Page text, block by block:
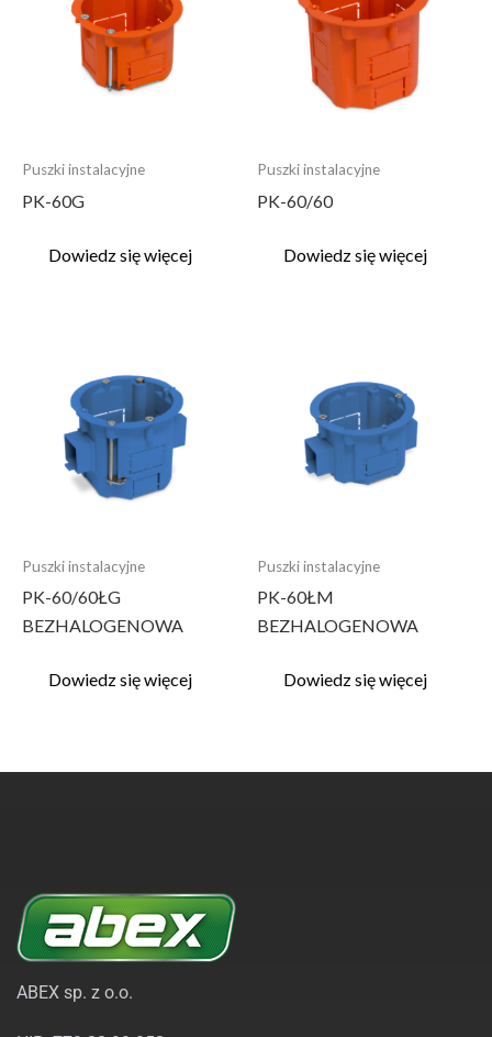
Puszki instalacyjne
PK-60G
Dowiedz się więcej
Puszki instalacyjne
PK-60/60
Dowiedz się więcej
Puszki instalacyjne
PK-60/60ŁG
BEZHALOGENOWA
Dowiedz się więcej
Puszki instalacyjne
PK-60ŁM
BEZHALOGENOWA
Dowiedz się więcej
ABEX sp. z o.o.